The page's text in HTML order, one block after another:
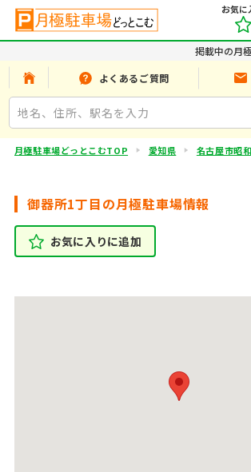
お気に
掲載中の月
よくあるご質問
月極駐車場どっとこむTOP 愛知県 名古屋市昭
御器所1丁目の月極駐車場情報
お気に入りに追加